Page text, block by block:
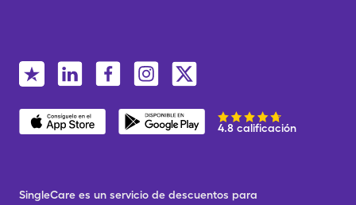
4.8 calificación
SingleCare es un servicio de descuentos para